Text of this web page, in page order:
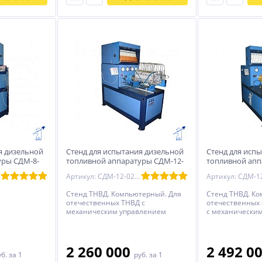
дизельной
СДМ-8-
за 1
Стенд для испытания дизельной
топливной аппаратуры СДМ-12-
02-18АТ (с встроенными
станциями подкачки, смазки,
термостабилизация)
Артикул: СДМ-12-02-18АТ
Стенд ТНВД. Компьютерный. Для
отечественных ТНВД с
механическим управлением
Автономная система
термостабилизации (встроенный
2 260 000 руб. за 1
Стенд для
топливной
Стенд ТНВД.
с
регулировки
секций +
2 492